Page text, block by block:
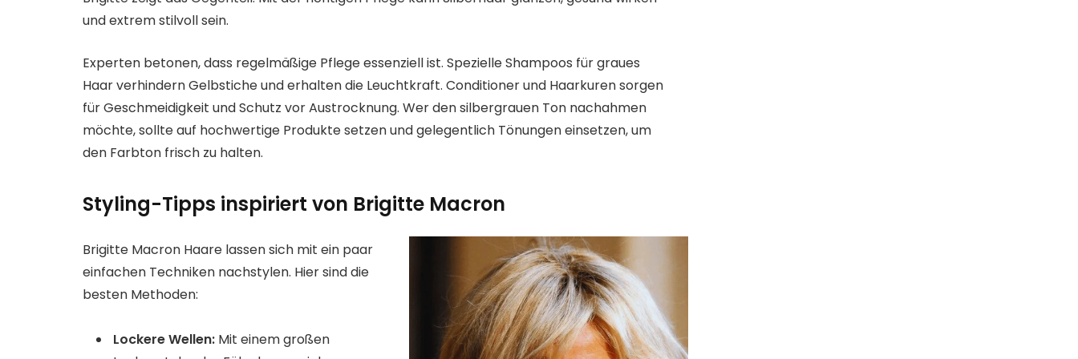
und extrem stilvoll sein.
Experten betonen, dass regelmäßige Pflege essenziell ist. Spezielle Shampoos für graues
Haar verhindern Gelbstiche und erhalten die Leuchtkraft. Conditioner und Haarkuren sorgen
für Geschmeidigkeit und Schutz vor Austrocknung. Wer den silbergrauen Ton nachahmen
möchte, sollte auf hochwertige Produkte setzen und gelegentlich Tönungen einsetzen, um
den Farbton frisch zu halten.
Styling-Tipps inspiriert von Brigitte Macron
Brigitte Macron Haare lassen sich mit ein paar
einfachen Techniken nachstylen. Hier sind die
besten Methoden:
Lockere Wellen: Mit einem großen